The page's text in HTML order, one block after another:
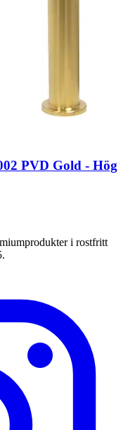
PVD Gold - Hög
i rostfritt